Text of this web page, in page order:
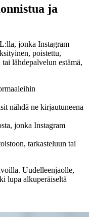
ja
jonka Instagram
poistettu,
lähdepalvelun estämä,
nähdä ne kirjautuneena
jonka Instagram
tarkasteluun tai
Uudelleenjaolle,
lupa alkuperäiseltä